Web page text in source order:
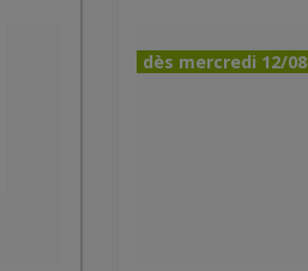
dès mercredi 12/08